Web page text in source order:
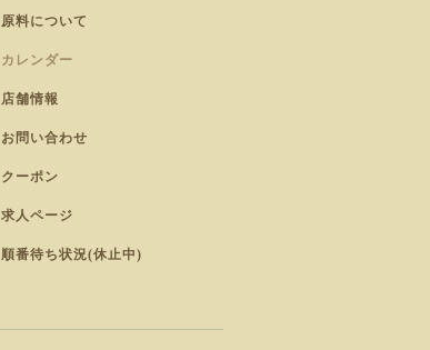
原料について
カレンダー
店舗情報
お問い合わせ
クーポン
求人ページ
順番待ち状況(休止中)